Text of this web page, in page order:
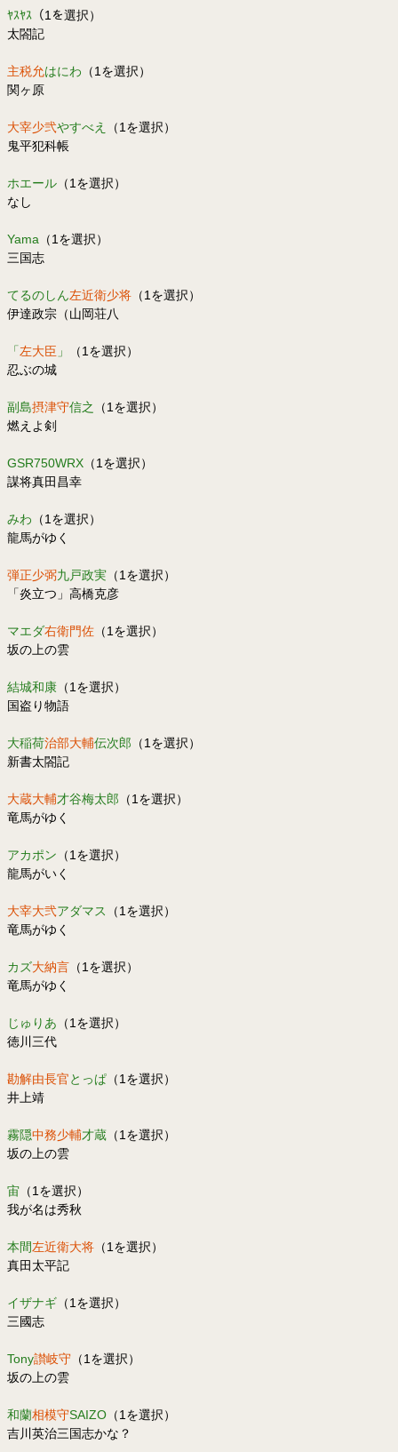
ﾔｽﾔｽ （1を選択）
太閤記
主税允はにわ （1を選択）
関ヶ原
大宰少弐やすべえ
（1を選択）
鬼平犯科帳
ホエール （1を選択）
なし
Yama （1を選択）
三国志
てるのしん左近衛少将 （1を選択）
伊達政宗（山岡荘八
「左大臣 」
（1を選択）
忍ぶの城
副島摂津守信之
（1を選択）
燃えよ剣
GSR750WRX （1を選択）
謀将真田昌幸
みわ （1を選択）
龍馬がゆく
弾正少弼九戸政実 （1を選択）
「炎立つ」高橋克彦
マエダ右衛門佐 （1を選択）
坂の上の雲
結城和康 （1を選択）
国盗り物語
大稲荷治部大輔伝次郎 （1を選択）
新書太閤記
大蔵大輔才谷梅太郎 （1を選択）
竜馬がゆく
アカポン （1を選択）
龍馬がいく
大宰大弐アダマス
（1を選択）
竜馬がゆく
カズ大納言 （1を選択）
竜馬がゆく
じゅりあ （1を選択）
徳川三代
勘解由長官とっぱ （1を選択）
井上靖
霧隠中務少輔才蔵 （1を選択）
坂の上の雲
宙 （1を選択）
我が名は秀秋
本間左近衛大将 （1を選択）
真田太平記
イザナギ （1を選択）
三國志
Tony讃岐守 （1を選択）
坂の上の雲
和蘭相模守SAIZO （1を選択）
吉川英治三国志かな？